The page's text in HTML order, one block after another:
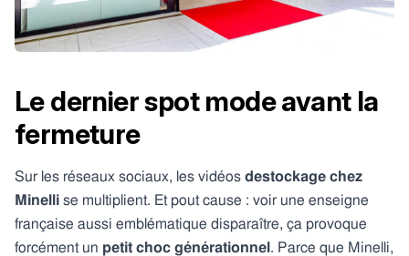
Le dernier spot mode avant la
fermeture
Sur les réseaux sociaux, les vidéos destockage chez
Minelli se multiplient. Et pout cause : voir une enseigne
française aussi emblématique disparaître, ça provoque
forcément un petit choc générationnel . Parce que Minelli,